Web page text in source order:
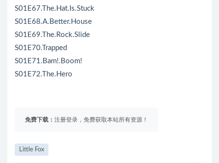
S01E67.The.Hat.Is.Stuck
S01E68.A.Better.House
S01E69.The.Rock.Slide
S01E70.Trapped
S01E71.Bam!.Boom!
S01E72.The.Hero
免费下载： 注册登录，免费获取本站所有资源！
Little Fox